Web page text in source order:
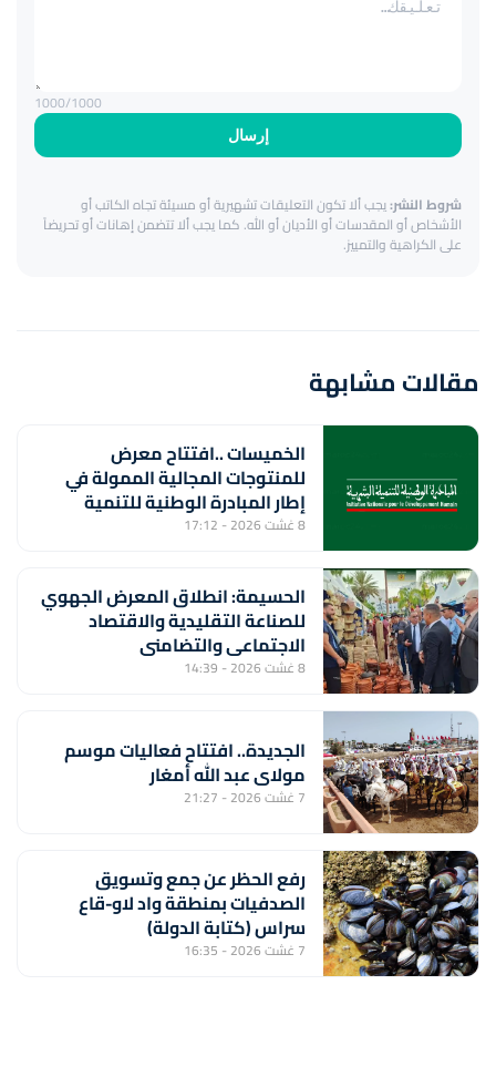
إرسال
1000/1000
شروط النشر:يجب ألا تكون التعليقات تشهيرية أو مسيئة تجاه الكاتب أو
الأشخاص أو المقدسات أو الأديان أو الله. كما يجب ألا تتضمن إهانات أو تحريضاً
على الكراهية والتمييز.
مقالات مشابهة
الخميسات ..افتتاح معرض
للمنتوجات المجالية الممولة في
إطار المبادرة الوطنية للتنمية
البشرية
8 غشت 2026 - 17:12
الحسيمة: انطلاق المعرض الجهوي
للصناعة التقليدية والاقتصاد
الاجتماعي والتضامني
8 غشت 2026 - 14:39
الجديدة.. افتتاح فعاليات موسم
مولاي عبد الله أمغار
7 غشت 2026 - 21:27
رفع الحظر عن جمع وتسويق
الصدفيات بمنطقة واد لاو-قاع
سراس (كتابة الدولة)
7 غشت 2026 - 16:35